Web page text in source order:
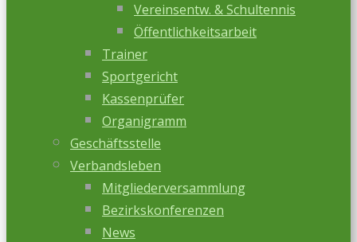
Vereinsentw. & Schultennis
Öffentlichkeitsarbeit
Trainer
Sportgericht
Kassenprüfer
Organigramm
Geschäftsstelle
Verbandsleben
Mitgliederversammlung
Bezirkskonferenzen
News